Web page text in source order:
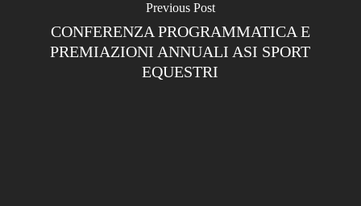
Previous Post
CONFERENZA PROGRAMMATICA E
PREMIAZIONI ANNUALI ASI SPORT
EQUESTRI